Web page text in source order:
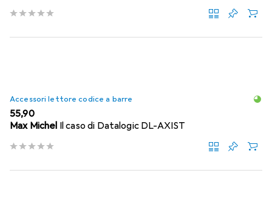
Accessori lettore codice a barre
EUR
55,90
Max Michel Il caso di Datalogic DL-AXIST